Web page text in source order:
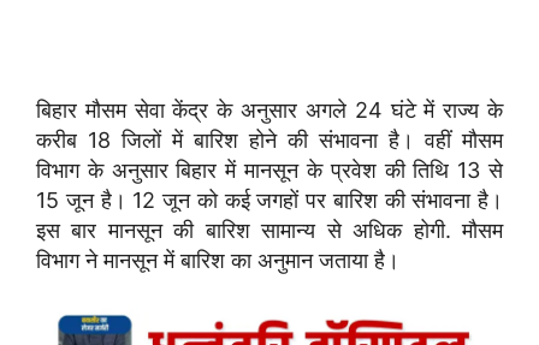
बिहार मौसम सेवा केंद्र के अनुसार अगले 24 घंटे में राज्य के
करीब 18 जिलों में बारिश होने की संभावना है। वहीं मौसम
विभाग के अनुसार बिहार में मानसून के प्रवेश की तिथि 13 से
15 जून है। 12 जून को कई जगहों पर बारिश की संभावना है।
इस बार मानसून की बारिश सामान्य से अधिक होगी. मौसम
विभाग ने मानसून में बारिश का अनुमान जताया है।